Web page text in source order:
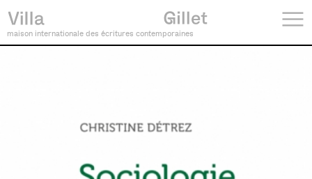
maison internationale des écritures contemporaines